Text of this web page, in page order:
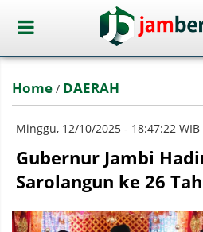
Home / DAERAH
Minggu, 12/10/2025 - 18:47:22 WIB
Gubernur Jambi
Sarolangun ke 26